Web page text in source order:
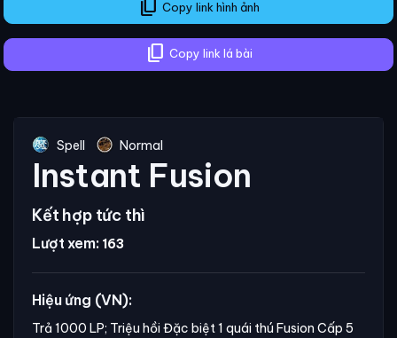
content_copy Copy link hình ảnh
content_copy Copy link lá bài
Spell Normal
Instant Fusion
Kết hợp tức thì
Lượt xem: 163
Hiệu ứng (VN):
Trả 1000 LP; Triệu hồi Đặc biệt 1 quái thú Fusion Cấp 5